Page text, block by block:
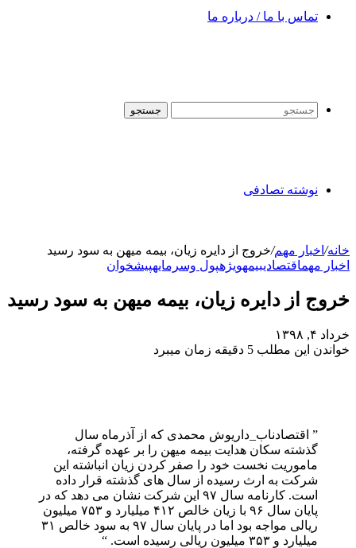
تماس با ما / درباره ما
جستجو
نوشته تصادفی
خانه/ اخبار مهم/خروج از دایره زیان، بیمه میهن به سود رسید
اخبار مهماقتصادیبیمهویژهپول وسرمایهپیشخوان
خروج از دایره زیان، بیمه میهن به سود رسید
خرداد ۴, ۱۳۹۸
خواندن این مطلب 5 دقیقه زمان میبرد
” اقتصادناب_داریوش محمدی که از آذرماه سال
گذشته سکان هدایت بیمه میهن را بر عهده گرفته،
ماموریت نخست خود را صفر کردن زیان انباشته این
شرکت به ارث رسیده از سال های گذشته قرار داده
است. کارنامه سال ۹۷ این شرکت نشان می دهد که در
پایان سال ۹۶ با زیان خالص ۴۱۲ میلیارد و ۷۵۳ میلیون
ریالی مواجه بود اما در پایان سال ۹۷ به سود خالص ۳۱
میلیارد و ۳۵۳ میلیون ریالی رسیده است. “